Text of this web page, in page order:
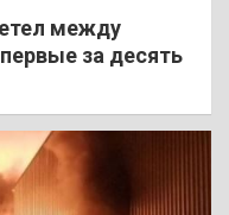
между
за десять